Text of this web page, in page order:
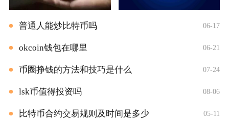
普通人能炒比特币吗 06-17
okcoin钱包在哪里 06-21
币圈挣钱的方法和技巧是什么 07-24
lsk币值得投资吗 08-06
比特币合约交易规则及时间是多少 05-11